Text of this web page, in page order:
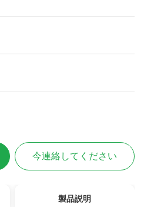
今連絡してください
製品説明